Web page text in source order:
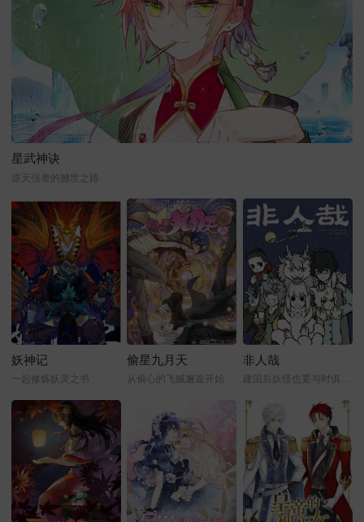
星武神诀
逆天强者的撼世之路
妖神记
一起修炼妖灵之书
偷星九月天
从偷心的飞贼邂逅开始
非人哉